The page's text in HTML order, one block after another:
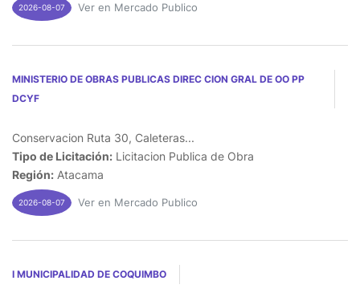
2026-08-07 Ver en Mercado Publico
MINISTERIO DE OBRAS PUBLICAS DIREC CION GRAL DE OO PP
DCYF
Conservacion Ruta 30, Caleteras...
Tipo de Licitación: Licitacion Publica de Obra
Región: Atacama
2026-08-07 Ver en Mercado Publico
I MUNICIPALIDAD DE COQUIMBO